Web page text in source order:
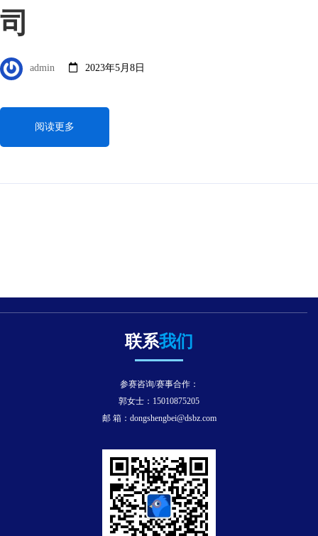
司
admin 2023年5月8日
阅读更多
联系我们
参赛咨询/赛事合作：
郭女士：15010875205
邮 箱：dongshengbei@dsbz.com